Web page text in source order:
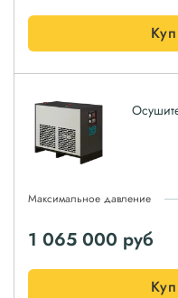
Максимальное давление
1 065 000 руб